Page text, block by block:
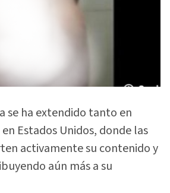
se ha extendido tanto en
Estados Unidos, donde las
activamente su contenido y
aún más a su